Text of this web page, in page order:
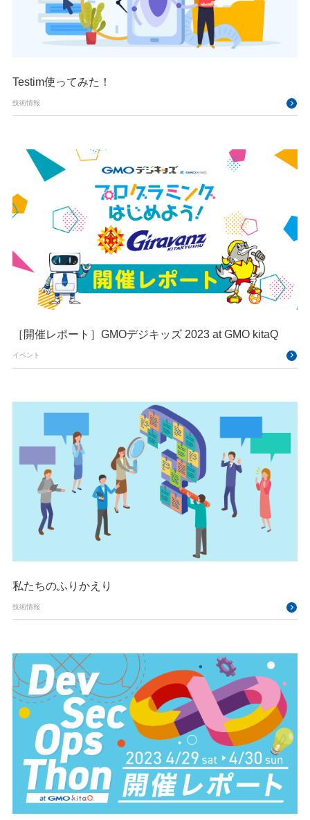
Testim使ってみた！
技術情報
［開催レポート］GMOデジキッズ 2023 at GMO kitaQ
イベント
私たちのふりかえり
技術情報